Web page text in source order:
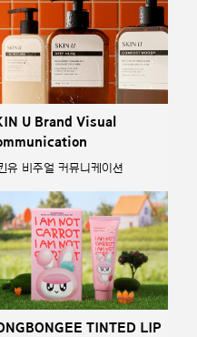
U Brand Visual
유 비주얼 커뮤니케이션
TINTED LIP